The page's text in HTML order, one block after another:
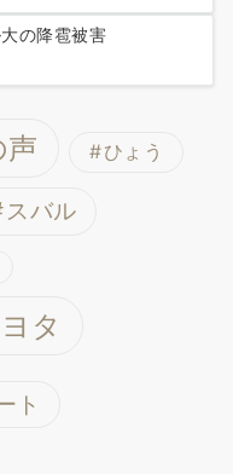
の降雹被害
声 ひょう
スバル
タ
ト